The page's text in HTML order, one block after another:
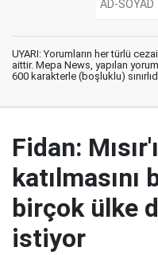
UYARI: Yorumların her türlü
aittir. Mepa News, yapılan
600 karakterle (boşluklu)
Fidan:
katılmasını
birçok ülke
istiyor